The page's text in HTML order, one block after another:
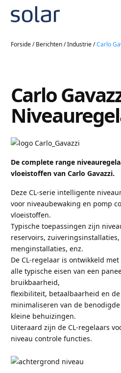
Forside/Berichten/Industrie/Carlo
Carlo
De complete range
vloeistoffen van Carlo Gavazzi.
Deze CL-serie intelligente
voor niveaubewaking en pomp
vloeistoffen.
Typische toepassingen zijn
reservoirs,
menginstallaties, enz.
De CL-regelaar is ontwikkeld
alle typische eisen van een
bruikbaarheid,
flexibiliteit, betaalbaarheid en
minimaliseren van de
kleine behuizingen.
Uiteraard zijn de CL-regelaars
niveau controle functies.